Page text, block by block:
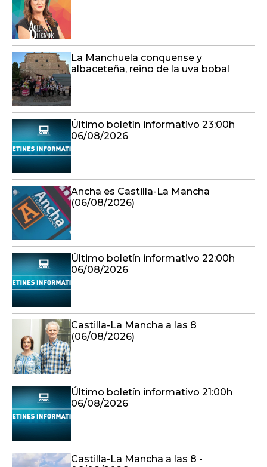
La Manchuela conquense y
albaceteña, reino de la uva bobal
Último boletín informativo 23:00h
06/08/2026
Ancha es Castilla-La Mancha
(06/08/2026)
Último boletín informativo 22:00h
06/08/2026
Castilla-La Mancha a las 8
(06/08/2026)
Último boletín informativo 21:00h
06/08/2026
Castilla-La Mancha a las 8 -